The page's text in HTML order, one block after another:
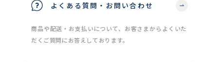
よくある質問・お問い合わせ
商品や配送・お支払いについて、お客さまからよくいた
だくご質問にお答えしております。